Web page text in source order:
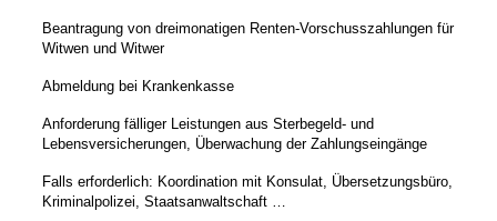
Beantragung von dreimonatigen Renten-Vorschusszahlungen für
Witwen und Witwer
Abmeldung bei Krankenkasse
Anforderung fälliger Leistungen aus Sterbegeld- und
Lebensversicherungen, Überwachung der Zahlungseingänge
Falls erforderlich: Koordination mit Konsulat, Übersetzungsbüro,
Kriminalpolizei, Staatsanwaltschaft …